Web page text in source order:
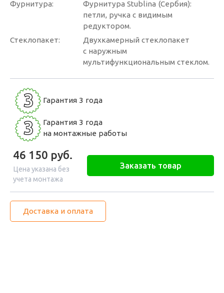
Фурнитура:
Фурнитура Stublina (Сербия):
петли, ручка с видимым
редуктором.
Стеклопакет:
Двухкамерный стеклопакет
с наружным
мультифункциональным стеклом.
3 Гарантия 3 года
3
Гарантия 3 года
на монтажные работы
46 150 руб.
Цена указана без
учета монтажа
Заказать товар
Доставка и оплата